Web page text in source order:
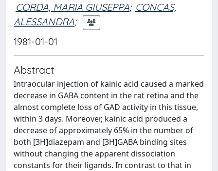
CORDA, MARIA GIUSEPPA; CONCAS,
ALESSANDRA;
1981-01-01
Abstract
Intraocular injection of kainic acid caused a marked
decrease in GABA content in the rat retina and the
almost complete loss of GAD activity in this tissue,
within 3 days. Moreover, kainic acid produced a
decrease of approximately 65% in the number of
both [3H]diazepam and [3H]GABA binding sites
without changing the apparent dissociation
constants for their ligands. In contrast to that in